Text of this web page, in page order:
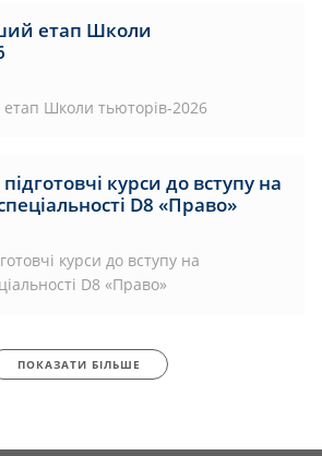
етап Школи
Школи тьюторів-2026
курси до вступу на
D8 «Право»
курси до вступу на
D8 «Право»
ПОКАЗАТИ БІЛЬШЕ